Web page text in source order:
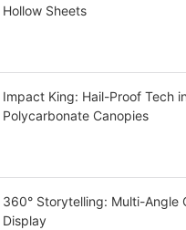
Hollow Sheets
Impact King: Hail-Proof Tech in
Polycarbonate Canopies
360° Storytelling: Multi-Angle
Display